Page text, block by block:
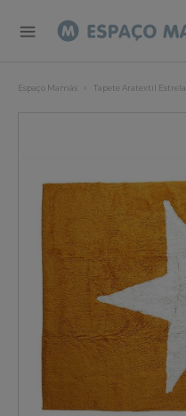
Espaço Mamãs Tapete Aratextil Estrela